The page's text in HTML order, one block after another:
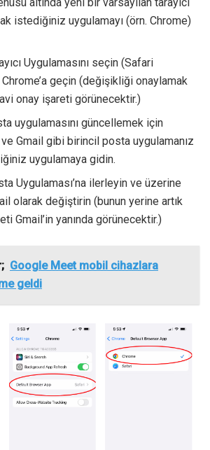
istediğiniz uygulamayı (örn. Chrome)
Uygulamasını seçin (Safari
Chrome’a ​​geçin (değişikliği onaylamak
onay işareti görünecektir.)
uygulamasını güncellemek için
ve Gmail gibi birincil posta uygulamanız
uygulamaya gidin.
Uygulaması’na ilerleyin ve üzerine
olarak değiştirin (bunun yerine artık
Gmail’in yanında görünecektir.)
Google Meet mobil cihazlara
geldi